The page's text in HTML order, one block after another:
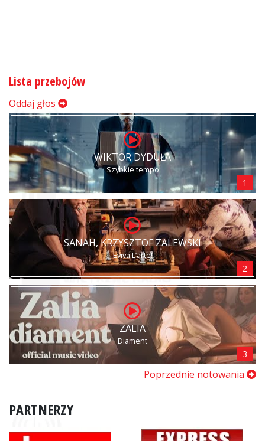
Lista przebojów
Oddaj głos
WIKTOR DYDUŁA
Szybkie tempo
1
SANAH, KRZYSZTOF ZALEWSKI
Eviva L’arte!
2
ZALIA
Diament
3
Poprzednie notowania
PARTNERZY